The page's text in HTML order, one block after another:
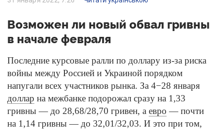
Возможен ли новый обвал гривны
в начале февраля
Последние курсовые ралли по доллару из-за риска
войны между Россией и Украиной порядком
напугали всех участников рынка. За 4−28 января
доллар на межбанке подорожал сразу на 1,33
гривны — до 28,68/28,70 гривен, а евро — почти
на 1,14 гривны — до 32,01/32,03. И это при том,